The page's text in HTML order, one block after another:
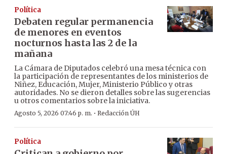
Política
Debaten regular permanencia
de menores en eventos
nocturnos hasta las 2 de la
mañana
La Cámara de Diputados celebró una mesa técnica con
la participación de representantes de los ministerios de
Niñez, Educación, Mujer, Ministerio Público y otras
autoridades. No se dieron detalles sobre las sugerencias
u otros comentarios sobre la iniciativa.
Agosto 5, 2026 07:46 p. m. · Redacción ÚH
Política